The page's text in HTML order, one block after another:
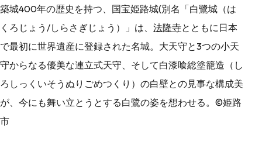
築城400年の歴史を持つ、国宝姫路城(別名「白鷺城（は
くろじょう/しらさぎじょう）」は、 法隆寺とともに日本
で最初に世界遺産に登録された名城。大天守と3つの小天
守からなる優美な連立式天守、そして白漆喰総塗籠造（し
ろしっくいそうぬりごめつくり）の白壁との見事な構成美
が、今にも舞い立とうとする白鷺の姿を想わせる。©姫路
市